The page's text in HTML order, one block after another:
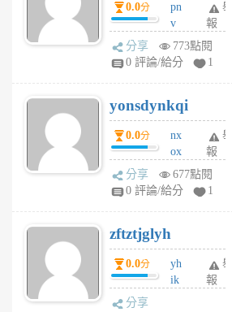
月
前
0.0分
pn
v
wt
sv
6
個
月
前
舉
報
分享
773點閱
0 評論/給分
1
yonsdynkqi
0.0分
nx
ox
rh
pe
月
前
舉
報
分享
677點閱
0 評論/給分
1
zftztjglyh
0.0分
yh
ik
舉
報
分享